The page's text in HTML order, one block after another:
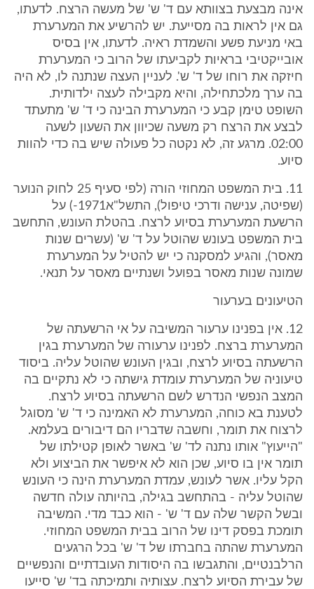
אינה מבצעת בצוותא עם ד' ש' של מעשה הרצח. לדעתו,
גם אין לראות בה מסייעת. יש להרשיע את המערערת
באי מניעת פשע והשמדת ראיה. לדעתו, אין בסיס
אובייקטיבי בראיות לקביעתו של הרוב כי המערערת
חיזקה את רוחו של ד' ש'. לעניין העצה שנתנה לו, לא היה
בה ערך מלכתחילה, והיא מקבילה לעצה ילדותית.
השופט טימן קבע כי המערערת הבינה כי ד' ש' מתעתד
לבצע את הרצח רק משעה שכיוון את השעון לשעה
02:00. מרגע זה, לא נקטה כל פעולה שיש בה כדי להוות
סיוע.
11. בית המשפט המחוזי הורה (לפי סעיף 25 לחוק הנוער
(שפיטה, ענישה ודרכי טיפול), התשל"א1971-) על
הרשעת המערערת בסיוע לרצח. בהטלת העונש, התחשב
בית המשפט בעונש שהוטל על ד' ש' (עשרים שנות
מאסר), והגיע למסקנה כי יש להטיל על המערערת
שמונה שנות מאסר בפועל ושנתיים מאסר על תנאי.
הטיעונים בערעור
12. אין בפנינו ערעור המשיבה על אי הרשעתה של
המערערת ברצח. לפנינו ערעורה של המערערת בגין
הרשעתה בסיוע לרצח, ובגין העונש שהוטל עליה. ביסוד
טיעוניה של המערערת עומדת גישתה כי לא נתקיים בה
המצב הנפשי הנדרש לשם הרשעתה בסיוע לרצח.
לטענת בא כוחה, המערערת לא האמינה כי ד' ש' מסוגל
לרצוח את תומר, וחשבה שדבריו הם דיבורים בעלמא.
"הייעוץ" אותו נתנה לד' ש' באשר לאופן קטילתו של
תומר אין בו סיוע, שכן הוא לא איפשר את הביצוע ולא
הקל עליו. אשר לעונש, עמדת המערערת הינה כי העונש
שהוטל עליה - בהתחשב בגילה, בהיותה עולה חדשה
ובשל הקשר שלה עם ד' ש' - הוא כבד מדי. המשיבה
תומכת בפסק דינו של הרוב בבית המשפט המחוזי.
המערערת שהתה בחברתו של ד' ש' בכל הרגעים
הרלבנטיים, והתגבשו בה היסודות העובדתיים והנפשיים
של עבירת הסיוע לרצח. עצותיה ותמיכתה בד' ש' סייעו